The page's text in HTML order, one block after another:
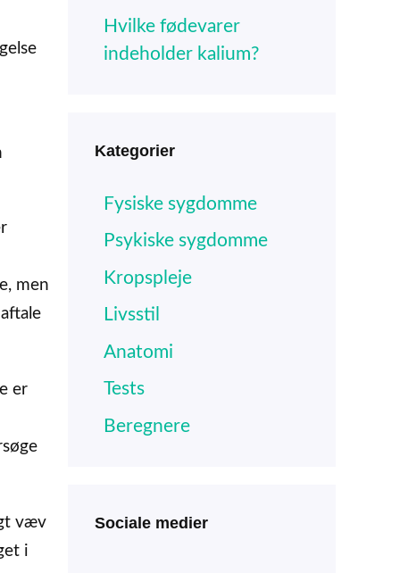
men
er
væv
i
Hvilke fødevarer
indeholder kalium?
Kategorier
Fysiske sygdomme
Psykiske sygdomme
Kropspleje
Livsstil
Anatomi
Tests
Beregnere
Sociale medier